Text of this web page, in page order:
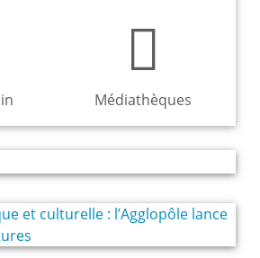
Médiathèques